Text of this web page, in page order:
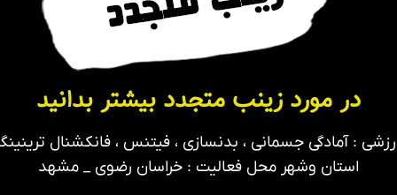
در مورد زینب متجدد بیشتر بدانید
: آمادگی جسمانی ، بدنسازی ، فیتنس ، فانکشنال
استان وشهر محل فعالیت : خراسان رضوی _ مشهد